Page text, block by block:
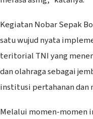
Kegiatan Nobar Sepak
satu wujud nyata
teritorial TNI yang
dan olahraga sebagai
institusi pertahanan dan
Melalui momen-momen